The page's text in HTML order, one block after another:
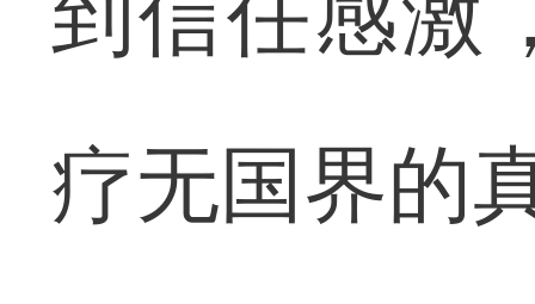
疗无国界的